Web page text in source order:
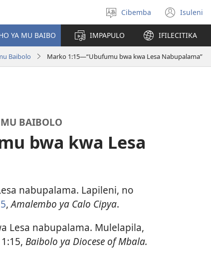
Saleni
ululimi
Cibemba Isuleni
(yalaisula
na
imbi)
YA MU BAIBO IMPAPULO IFILECITIKA
Baibolo Marko 1:15—“Ubufumu bwa kwa Lesa Nabupalama”
BAIBOLO
bwa kwa Lesa
nabupalama. Lapileni, no
,Amalembo ya Calo Cipya.
Lesa nabupalama. Mulelapila,
Baibolo ya Diocese of Mbala.